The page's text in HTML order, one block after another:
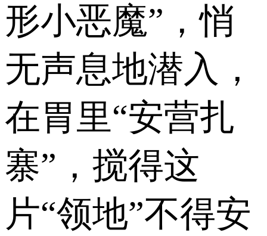
形小恶魔”，悄
无声息地潜入，
在胃里“安营扎
寨”，搅得这
片“领地”不得安